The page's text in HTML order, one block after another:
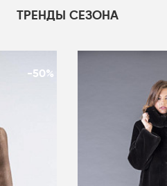
ТРЕНДЫ СЕЗОНА
-50%